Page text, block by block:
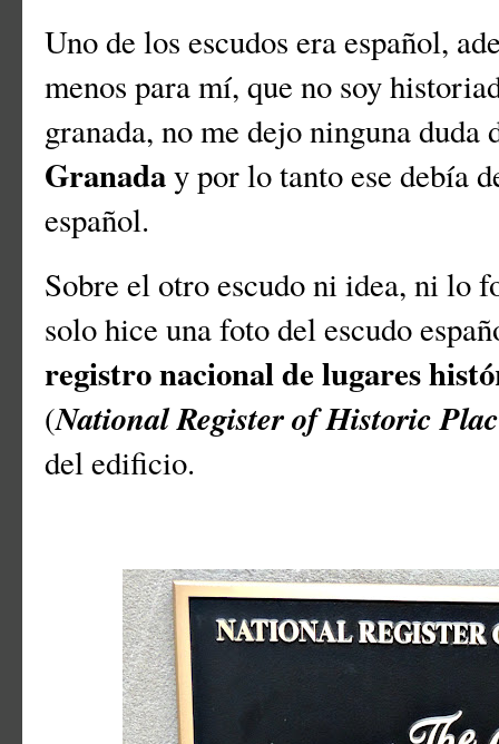
Uno de los escudos era español,
menos para mí, que no soy
granada, no me dejo ninguna duda
Granaday por lo tanto ese debía
español.
Sobre el otro escudo ni idea, ni lo
solo hice una foto del escudo
registro nacional de lugares
(National Register of Historic
del edificio.